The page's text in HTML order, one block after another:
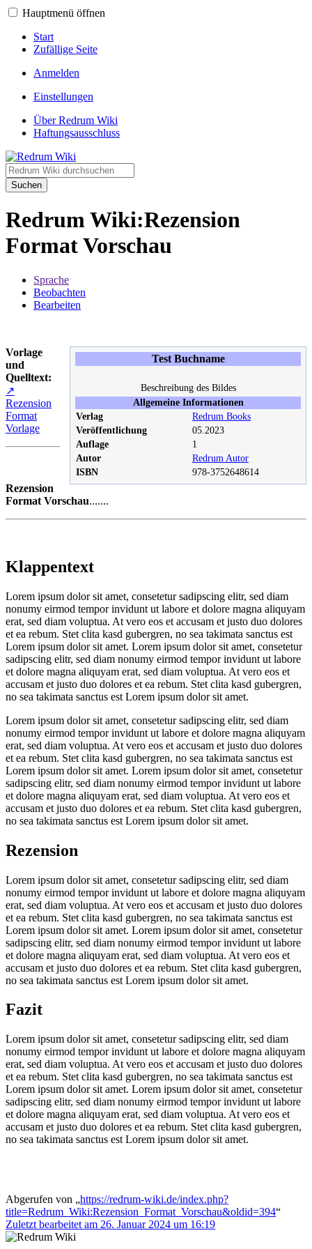
Hauptmenü öffnen
Start
Zufällige Seite
Anmelden
Einstellungen
Über Redrum Wiki
Haftungsausschluss
Suchen
Redrum Wiki:Rezension
Format Vorschau
Sprache
Beobachten
Bearbeiten
Test Buchname
Beschreibung des Bildes
Allgemeine Informationen
Verlag
Redrum Books
Veröffentlichung
05.2023
Auflage
1
Autor
Redrum Autor
ISBN
978-3752648614
Vorlage
und
Quelltext:
↗
Rezension
Format
Vorlage
Rezension
Format Vorschau.......
Klappentext
Lorem ipsum dolor sit amet, consetetur sadipscing elitr, sed diam
nonumy eirmod tempor invidunt ut labore et dolore magna aliquyam
erat, sed diam voluptua. At vero eos et accusam et justo duo dolores
et ea rebum. Stet clita kasd gubergren, no sea takimata sanctus est
Lorem ipsum dolor sit amet. Lorem ipsum dolor sit amet, consetetur
sadipscing elitr, sed diam nonumy eirmod tempor invidunt ut labore
et dolore magna aliquyam erat, sed diam voluptua. At vero eos et
accusam et justo duo dolores et ea rebum. Stet clita kasd gubergren,
no sea takimata sanctus est Lorem ipsum dolor sit amet.
Lorem ipsum dolor sit amet, consetetur sadipscing elitr, sed diam
nonumy eirmod tempor invidunt ut labore et dolore magna aliquyam
erat, sed diam voluptua. At vero eos et accusam et justo duo dolores
et ea rebum. Stet clita kasd gubergren, no sea takimata sanctus est
Lorem ipsum dolor sit amet. Lorem ipsum dolor sit amet, consetetur
sadipscing elitr, sed diam nonumy eirmod tempor invidunt ut labore
et dolore magna aliquyam erat, sed diam voluptua. At vero eos et
accusam et justo duo dolores et ea rebum. Stet clita kasd gubergren,
no sea takimata sanctus est Lorem ipsum dolor sit amet.
Rezension
Lorem ipsum dolor sit amet, consetetur sadipscing elitr, sed diam
nonumy eirmod tempor invidunt ut labore et dolore magna aliquyam
erat, sed diam voluptua. At vero eos et accusam et justo duo dolores
et ea rebum. Stet clita kasd gubergren, no sea takimata sanctus est
Lorem ipsum dolor sit amet. Lorem ipsum dolor sit amet, consetetur
sadipscing elitr, sed diam nonumy eirmod tempor invidunt ut labore
et dolore magna aliquyam erat, sed diam voluptua. At vero eos et
accusam et justo duo dolores et ea rebum. Stet clita kasd gubergren,
no sea takimata sanctus est Lorem ipsum dolor sit amet.
Fazit
Lorem ipsum dolor sit amet, consetetur sadipscing elitr, sed diam
nonumy eirmod tempor invidunt ut labore et dolore magna aliquyam
erat, sed diam voluptua. At vero eos et accusam et justo duo dolores
et ea rebum. Stet clita kasd gubergren, no sea takimata sanctus est
Lorem ipsum dolor sit amet. Lorem ipsum dolor sit amet, consetetur
sadipscing elitr, sed diam nonumy eirmod tempor invidunt ut labore
et dolore magna aliquyam erat, sed diam voluptua. At vero eos et
accusam et justo duo dolores et ea rebum. Stet clita kasd gubergren,
no sea takimata sanctus est Lorem ipsum dolor sit amet.
Abgerufen von „https://redrum-wiki.de/index.php?
title=Redrum_Wiki:Rezension_Format_Vorschau&oldid=394“
Zuletzt bearbeitet am 26. Januar 2024 um 16:19